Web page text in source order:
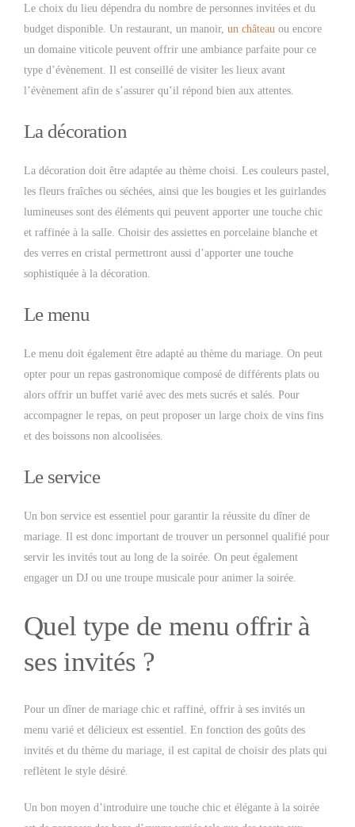
Le choix du lieu dépendra du nombre de personnes invitées et du
budget disponible. Un restaurant, un manoir, un château ou encore
un domaine viticole peuvent offrir une ambiance parfaite pour ce
type d’évènement. Il est conseillé de visiter les lieux avant
l’évènement afin de s’assurer qu’il répond bien aux attentes.
La décoration
La décoration doit être adaptée au thème choisi. Les couleurs pastel,
les fleurs fraîches ou séchées, ainsi que les bougies et les guirlandes
lumineuses sont des éléments qui peuvent apporter une touche chic
et raffinée à la salle. Choisir des assiettes en porcelaine blanche et
des verres en cristal permettront aussi d’apporter une touche
sophistiquée à la décoration.
Le menu
Le menu doit également être adapté au thème du mariage. On peut
opter pour un repas gastronomique composé de différents plats ou
alors offrir un buffet varié avec des mets sucrés et salés. Pour
accompagner le repas, on peut proposer un large choix de vins fins
et des boissons non alcoolisées.
Le service
Un bon service est essentiel pour garantir la réussite du dîner de
mariage. Il est donc important de trouver un personnel qualifié pour
servir les invités tout au long de la soirée. On peut également
engager un DJ ou une troupe musicale pour animer la soirée.
Quel type de menu offrir à
ses invités ?
Pour un dîner de mariage chic et raffiné, offrir à ses invités un
menu varié et délicieux est essentiel. En fonction des goûts des
invités et du thème du mariage, il est capital de choisir des plats qui
reflètent le style désiré.
Un bon moyen d’introduire une touche chic et élégante à la soirée